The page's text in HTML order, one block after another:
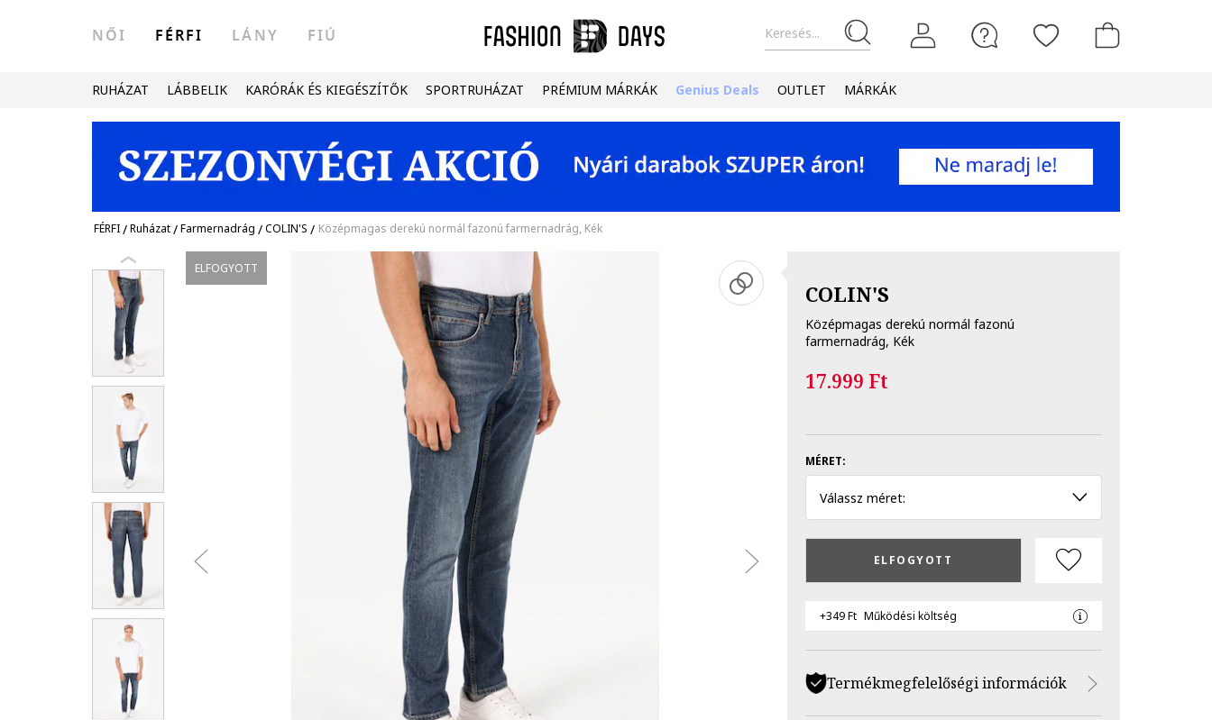
Keresés...
NŐI FÉRFI LÁNY FIÚ
RUHÁZAT LÁBBELIK KARÓRÁK ÉS KIEGÉSZÍTŐK SPORTRUHÁZAT PRÉMIUM MÁRKÁK Genius Deals OUTLET MÁRKÁK
FÉRFI/Ruházat/Farmernadrág /COLIN'S / Középmagas derekú normál fazonú farmernadrág, Kék
ELFOGYOTT
COLIN'S
Középmagas derekú normál fazonú
farmernadrág, Kék
17.999 Ft
MÉRET:
Válassz méret:
ELFOGYOTT
+349 Ft Működési költség
Termékmegfelelőségi információk